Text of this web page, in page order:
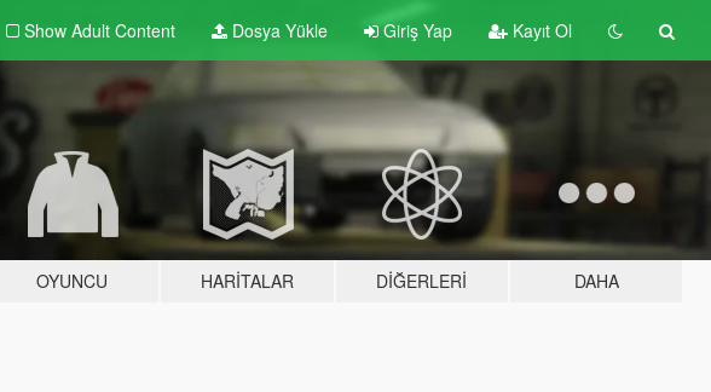
Show Adult Content Dosya Yükle Giriş Yap Kayıt Ol
OYUNCU HARITALAR DIĞERLERI DAHA